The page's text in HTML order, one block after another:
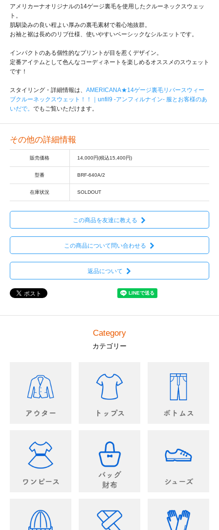
アメリカーナオリジナルの14ゲージ裏毛を使用したクルーネックスウェッ
ト。
肌馴染みの良い程よい厚みの裏毛素材で着心地抜群。
お袖と裾は長めのリブ仕様、使いやすいベーシックなシルエットです。
インパクトのある個性的なプリントが目を惹くデザイン。
定番アイテムとして色んなコーディネートを楽しめるオススメのスウェット
です！
スタイリング・詳細情報は、 AMERICANA★14ゲージ裏毛リバースウィー
ブクルーネックスウェット！！｜unfil9 -アンフィルナイン- 服とお客様のあ
いだで。 でもご覧いただけます。
その他の詳細情報
販売価格 14,000円(税込15,400円)
型番 BRF-640A/2
在庫状況 SOLDOUT
この商品を友達に教える
この商品について問い合わせる
返品について
Category
カテゴリー